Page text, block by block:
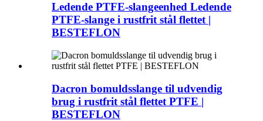
Ledende PTFE-slangeenhed Ledende
PTFE-slange i rustfrit stål flettet |
BESTEFLON
Dacron bomuldsslange til udvendig
brug i rustfrit stål flettet PTFE |
BESTEFLON